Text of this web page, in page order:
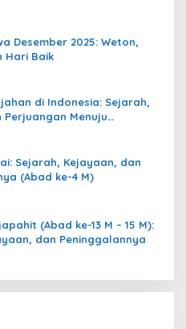
Desember 2025: Weton,
Hari Baik
di Indonesia: Sejarah,
Perjuangan Menuju
Sejarah, Kejayaan, dan
(Abad ke-4 M)
(Abad ke-13 M – 15 M):
dan Peninggalannya